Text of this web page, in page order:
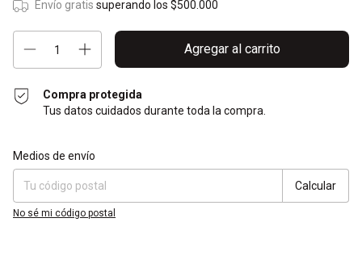
Envío gratis superando los $500.000
Compra protegida
Tus datos cuidados durante toda la compra.
Entregas para el CP:
Medios de envío
Calcular
No sé mi código postal